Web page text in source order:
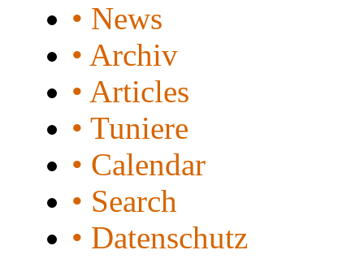
• News
• Archiv
• Articles
• Tuniere
• Calendar
• Search
• Datenschutz